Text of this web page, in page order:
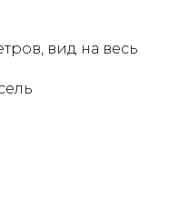
вид на весь